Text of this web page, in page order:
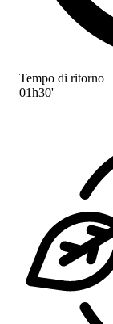
Tempo di ritorno
01h30'